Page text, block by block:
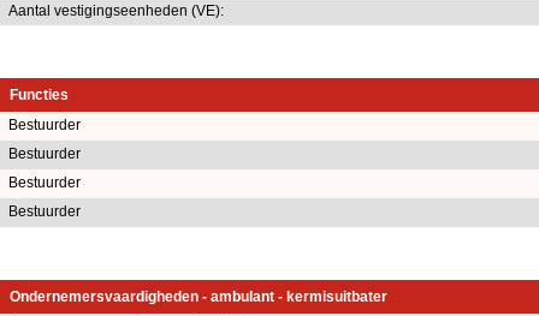
Aantal vestigingseenheden (VE):
Functies
Bestuurder
Bestuurder
Bestuurder
Bestuurder
Ondernemersvaardigheden - ambulant - kermisuitbater